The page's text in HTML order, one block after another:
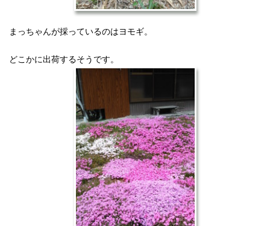
まっちゃんが採っているのはヨモギ。
どこかに出荷するそうです。